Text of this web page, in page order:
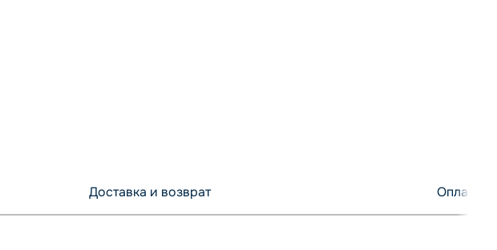
Доставка и возврат Оплата